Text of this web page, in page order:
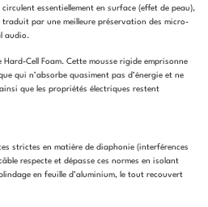
essentiellement en surface (effet de peau),
traduit par une meilleure préservation des micro-
audio.
Hard-Cell Foam. Cette mousse rigide emprisonne
qui n’absorbe quasiment pas d’énergie et ne
que les propriétés électriques restent
strictes en matière de diaphonie (interférences
respecte et dépasse ces normes en isolant
en feuille d’aluminium, le tout recouvert